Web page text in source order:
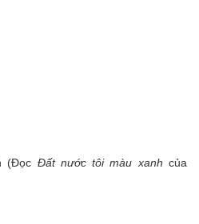
(Đọc Đất nước tôi màu xanh của